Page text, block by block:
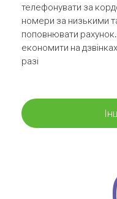
телефонувати за
номери за низькими
поповнювати
економити на
разі